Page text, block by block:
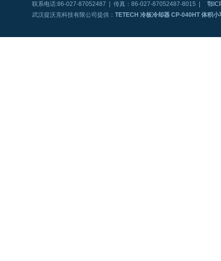
联系电话:86-027-87052487 | 传真：86-027-87052487-8015 |
鄂
武汉提沃克科技有限公司提供： TETECH 冷板冷却器 CP-040HT 体积小